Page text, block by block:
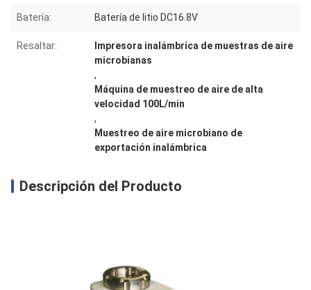
Batería: Batería de litio DC16.8V
Resaltar:
Impresora inalámbrica de muestras de aire
microbianas
,
Máquina de muestreo de aire de alta
velocidad 100L/min
,
Muestreo de aire microbiano de
exportación inalámbrica
Descripción del Producto